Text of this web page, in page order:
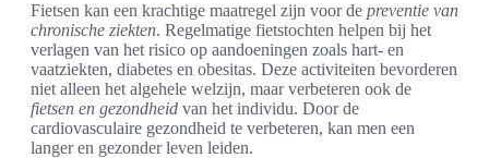
Fietsen kan een krachtige maatregel zijn voor de preventie van
chronische ziekten. Regelmatige fietstochten helpen bij het
verlagen van het risico op aandoeningen zoals hart- en
vaatziekten, diabetes en obesitas. Deze activiteiten bevorderen
niet alleen het algehele welzijn, maar verbeteren ook de
fietsen en gezondheid van het individu. Door de
cardiovasculaire gezondheid te verbeteren, kan men een
langer en gezonder leven leiden.